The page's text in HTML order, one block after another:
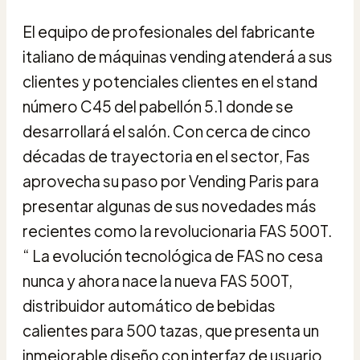
El equipo de profesionales del fabricante
italiano de máquinas vending atenderá a sus
clientes y potenciales clientes en el stand
número C45 del pabellón 5.1 donde se
desarrollará el salón. Con cerca de cinco
décadas de trayectoria en el sector, Fas
aprovecha su paso por Vending Paris para
presentar algunas de sus novedades más
recientes como la revolucionaria FAS 500T.
“ La evolución tecnológica de FAS no cesa
nunca y ahora nace la nueva FAS 500T,
distribuidor automático de bebidas
calientes para 500 tazas, que presenta un
inmejorable diseño con interfaz de usuario